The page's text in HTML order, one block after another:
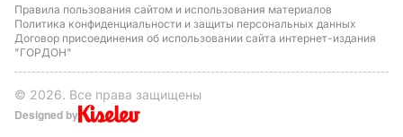
Правила пользования сайтом и использования материалов
Политика конфиденциальности и защиты персональных данных
Договор присоединения об использовании сайта интернет-издания
"ГОРДОН"
© 2026. Все права защищены
Designed by